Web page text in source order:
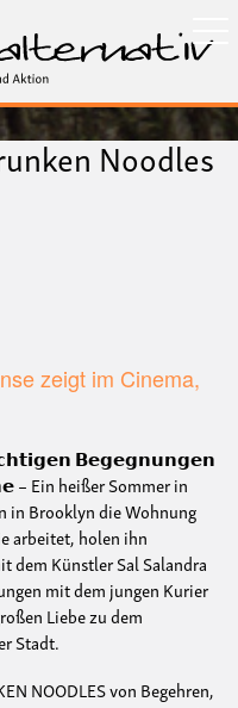
Noodles
zeigt im Cinema,
𝗕𝗲𝗴𝗲𝗴𝗻𝘂𝗻𝗴𝗲𝗻
heißer Sommer in
in Brooklyn die Wohnung
arbeitet, holen ihn
dem Künstler Sal Salandra
mit dem jungen Kurier
Liebe zu dem
Stadt.
NOODLES von Begehren,